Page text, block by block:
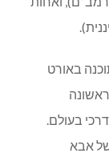
באורט
בעולם.
אבא